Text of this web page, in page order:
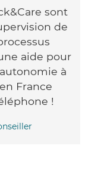
sont
de
aide pour
à
France
!